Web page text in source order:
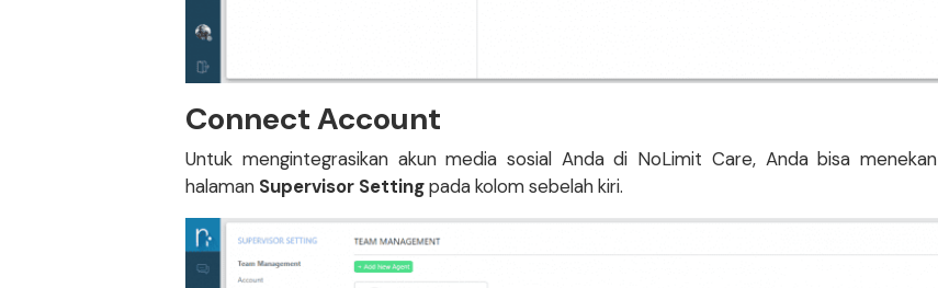
Connect Account
Untuk mengintegrasikan akun media sosial Anda di NoLimit Care, Anda bisa menekan
halaman Supervisor Settingpada kolom sebelah kiri.